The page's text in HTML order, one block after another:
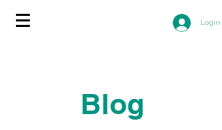
Login
Blog